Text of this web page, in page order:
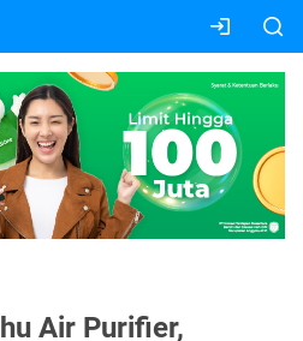
Air Purifier,